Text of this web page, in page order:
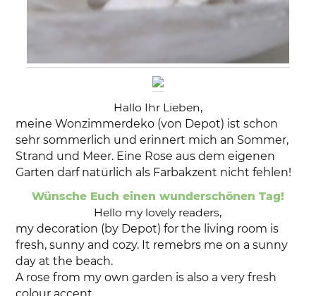
Hallo Ihr Lieben,
meine Wonzimmerdeko (von Depot) ist schon
sehr sommerlich und erinnert mich an Sommer,
Strand und Meer. Eine Rose aus dem eigenen
Garten darf natürlich als Farbakzent nicht fehlen!
Wünsche Euch einen wunderschönen Tag!
Hello my lovely readers,
my decoration (by Depot) for the living room is
fresh, sunny and cozy. It remebrs me on a sunny
day at the beach.
A rose from my own garden is also a very fresh